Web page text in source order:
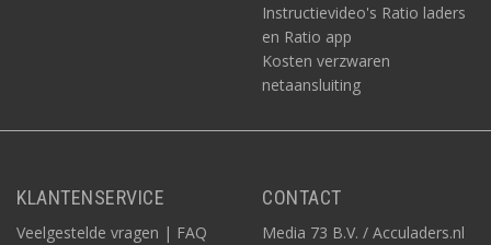
Instructievideo's Ratio laders
en Ratio app
Kosten verzwaren
netaansluiting
KLANTENSERVICE
Veelgestelde vragen | FAQ
CONTACT
Media 73 B.V. / Acculaders.nl